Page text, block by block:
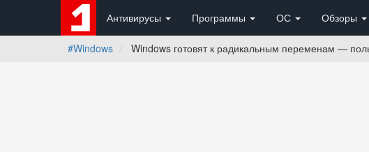
Антивирусы Программы ОС Обзоры
#Windows Windows готовят к радикальным переменам —